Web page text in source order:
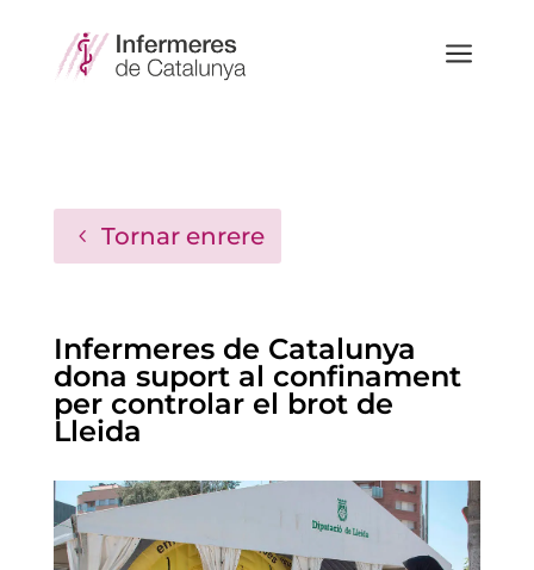
a
Tornar enrere
Infermeres de Catalunya
dona suport al confinament
per controlar el brot de
Lleida